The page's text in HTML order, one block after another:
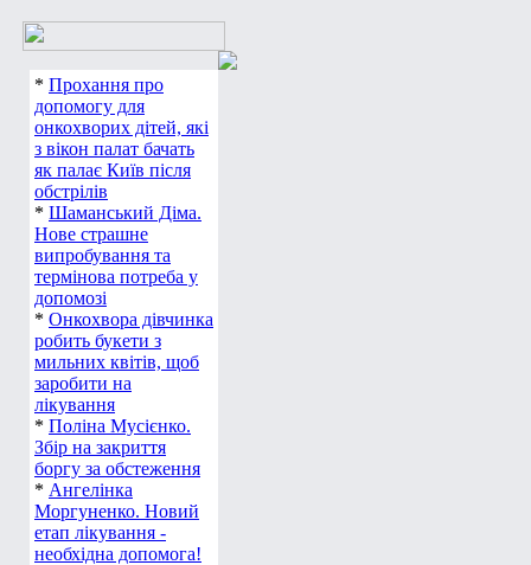
* Прохання про
допомогу для
онкохворих дітей, які
з вікон палат бачать
як палає Київ після
обстрілів
* Шаманський Діма.
Нове страшне
випробування та
термінова потреба у
допомозі
* Онкохвора дівчинка
робить букети з
мильних квітів, щоб
заробити на
лікування
* Поліна Мусієнко.
Збір на закриття
боргу за обстеження
* Ангелінка
Моргуненко. Новий
етап лікування -
необхідна допомога!